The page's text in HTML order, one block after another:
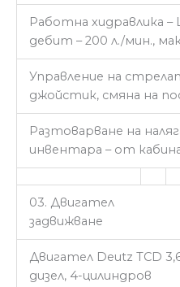
Работна хидравлика –
дебит – 200 л./мин.,
Управление на
джойстик, смяна на
Разтоварване на
инвентара – от
03. Двигател
задвижване
Двигател Deutz TCD
дизел, 4-цилиндров